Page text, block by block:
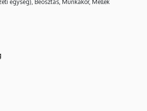
egység), Beosztás, Munkakör, Mellék